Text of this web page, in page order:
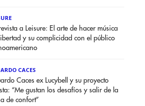
a Leisure: El arte de hacer música
y su complicidad con el público
CACES
Caces ex Lucybell y su proyecto
“Me gustan los desafíos y salir de la
de confort”